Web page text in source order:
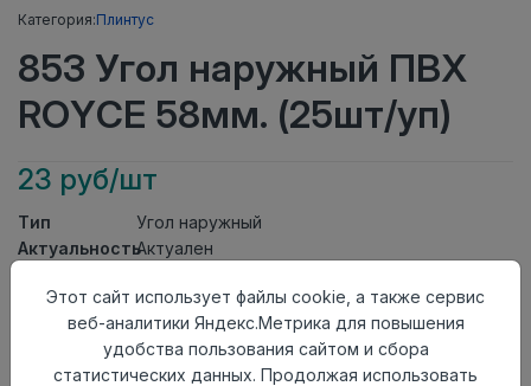
Категория:Плинтус
853 Угол наружный ПВХ
ROYCE 58мм. (25шт/уп)
23 руб/шт
Тип
Угол наружный
АктуальностьАктуален
Осталось207 шт
Добавить в корзину
Этот сайт использует файлы cookie, а также сервис
веб-аналитики Яндекс.Метрика для повышения
удобства пользования сайтом и сбора
статистических данных. Продолжая использовать